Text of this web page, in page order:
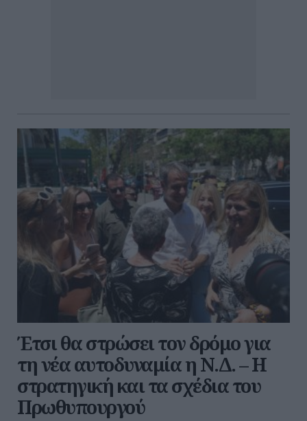
Έτσι θα στρώσει τον δρόμο για
τη νέα αυτοδυναμία η Ν.Δ. – Η
στρατηγική και τα σχέδια του
Πρωθυπουργού